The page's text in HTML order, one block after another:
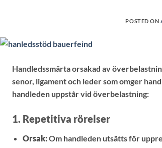
POSTED ON
Handledssmärta orsakad av
senor, ligament och leder som omger
handleden uppstår vid överbelastning:
1. Repetitiva rörelser
Orsak:Om handleden utsätts för